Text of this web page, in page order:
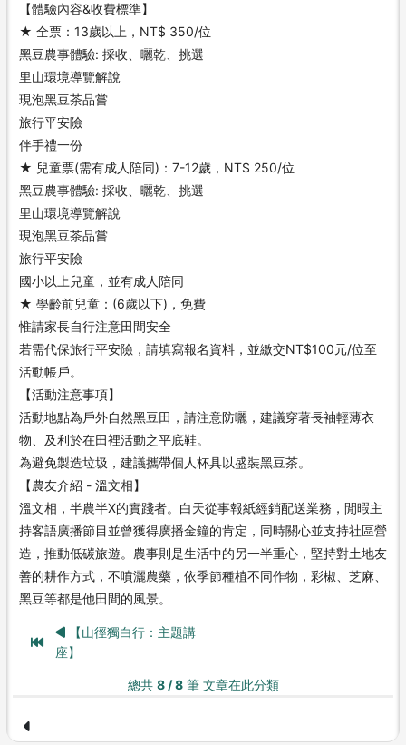
【體驗內容&收費標準】
★ 全票：13歲以上，NT$ 350/位
黑豆農事體驗: 採收、曬乾、挑選
里山環境導覽解說
現泡黑豆茶品嘗
旅行平安險
伴手禮一份
★ 兒童票(需有成人陪同)：7-12歲，NT$ 250/位
黑豆農事體驗: 採收、曬乾、挑選
里山環境導覽解說
現泡黑豆茶品嘗
旅行平安險
國小以上兒童，並有成人陪同
★ 學齡前兒童：(6歲以下)，免費
惟請家長自行注意田間安全
若需代保旅行平安險，請填寫報名資料，並繳交NT$100元/位至
活動帳戶。
【活動注意事項】
活動地點為戶外自然黑豆田，請注意防曬，建議穿著長袖輕薄衣
物、及利於在田裡活動之平底鞋。
為避免製造垃圾，建議攜帶個人杯具以盛裝黑豆茶。
【農友介紹 - 溫文相】
溫文相，半農半X的實踐者。白天從事報紙經銷配送業務，閒暇主
持客語廣播節目並曾獲得廣播金鐘的肯定，同時關心並支持社區營
造，推動低碳旅遊。農事則是生活中的另一半重心，堅持對土地友
善的耕作方式，不噴灑農藥，依季節種植不同作物，彩椒、芝麻、
黑豆等都是他田間的風景。
【山徑獨白行：主題講
座】
總共 8 / 8筆 文章在此分類